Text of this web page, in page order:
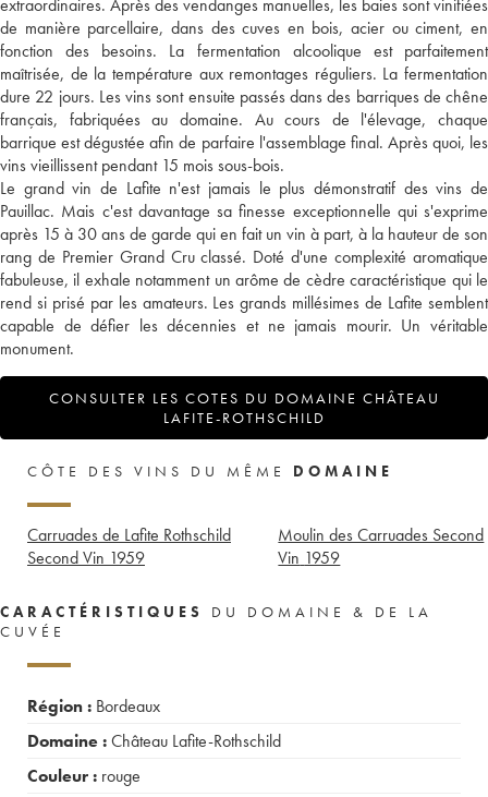
extraordinaires. Après des vendanges manuelles, les baies sont vinifiées
de manière parcellaire, dans des cuves en bois, acier ou ciment, en
fonction des besoins. La fermentation alcoolique est parfaitement
maîtrisée, de la température aux remontages réguliers. La fermentation
dure 22 jours. Les vins sont ensuite passés dans des barriques de chêne
français, fabriquées au domaine. Au cours de l'élevage, chaque
barrique est dégustée afin de parfaire l'assemblage final. Après quoi, les
vins vieillissent pendant 15 mois sous-bois.
Le grand vin de Lafite n'est jamais le plus démonstratif des vins de
Pauillac. Mais c'est davantage sa finesse exceptionnelle qui s'exprime
après 15 à 30 ans de garde qui en fait un vin à part, à la hauteur de son
rang de Premier Grand Cru classé. Doté d'une complexité aromatique
fabuleuse, il exhale notamment un arôme de cèdre caractéristique qui le
rend si prisé par les amateurs. Les grands millésimes de Lafite semblent
capable de défier les décennies et ne jamais mourir. Un véritable
monument.
CONSULTER LES COTES DU DOMAINE CHÂTEAU
LAFITE-ROTHSCHILD
CÔTE DES VINS DU MÊME DOMAINE
Carruades de Lafite Rothschild
Second Vin 1959
Moulin des Carruades Second
Vin 1959
CARACTÉRISTIQUES
DU DOMAINE & DE LA
CUVÉE
Région : Bordeaux
Domaine :Château Lafite-Rothschild
Couleur : rouge